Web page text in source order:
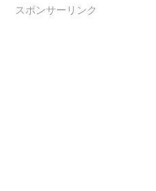
スポンサーリンク